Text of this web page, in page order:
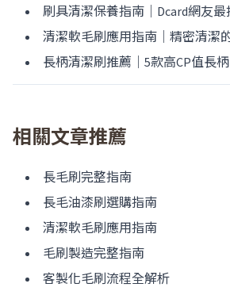
刷具清潔保養指南｜Dcard網友
清潔軟毛刷應用指南｜精密清潔
長柄清潔刷推薦｜5款高CP值長
相關文章推薦
長毛刷完整指南
長毛油漆刷選購指南
清潔軟毛刷應用指南
毛刷製造完整指南
客製化毛刷流程全解析